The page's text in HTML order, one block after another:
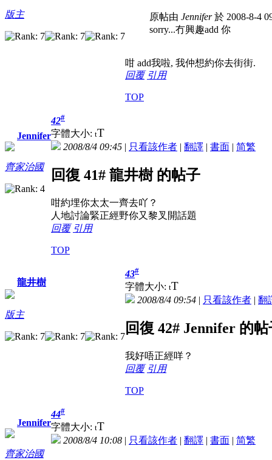
版主 原帖由 Jennifer於 2008-8-4
sorry...冇興趣add 你
咁 add我啦, 我仲想約你去街街.
回覆 引用
TOP
Jennifer
齊家治國
42#
字體大小: tT
2008/8/4 09:45 | 只看該作者 | 翻譯 | 書面 | 简繁
回復 41# 龍井樹 的帖子
咁約埋你太太一齊去吖？
人地討論緊正經野你又黎叉開話題
回覆 引用
TOP
龍井樹
版主
43#
字體大小: tT
2008/8/4 09:54 | 只看該作者 | 翻
回復 42# Jennifer 的帖
我好唔正經咩？
回覆 引用
TOP
Jennifer
齊家治國
44#
字體大小: tT
2008/8/4 10:08 | 只看該作者 | 翻譯 | 書面 | 简繁